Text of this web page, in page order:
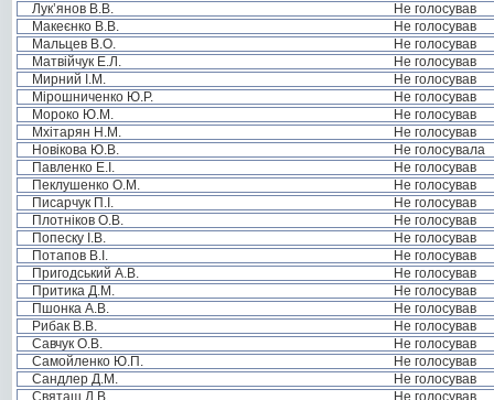
Лук’янов В.В.
Не голосував
Макеєнко В.В.
Не голосував
Мальцев В.О.
Не голосував
Матвійчук Е.Л.
Не голосував
Мирний І.М.
Не голосував
Мірошниченко Ю.Р.
Не голосував
Мороко Ю.М.
Не голосував
Мхітарян Н.М.
Не голосував
Новікова Ю.В.
Не голосувала
Павленко Е.І.
Не голосував
Пеклушенко О.М.
Не голосував
Писарчук П.І.
Не голосував
Плотніков О.В.
Не голосував
Попеску І.В.
Не голосував
Потапов В.І.
Не голосував
Пригодський А.В.
Не голосував
Притика Д.М.
Не голосував
Пшонка А.В.
Не голосував
Рибак В.В.
Не голосував
Савчук О.В.
Не голосував
Самойленко Ю.П.
Не голосував
Сандлер Д.М.
Не голосував
Святаш Д.В.
Не голосував